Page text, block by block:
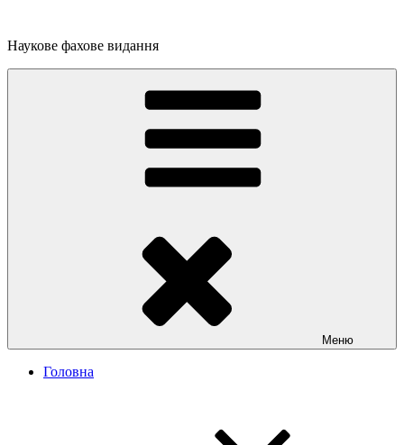
вмісту
Наукове фахове видання
Меню
Головна